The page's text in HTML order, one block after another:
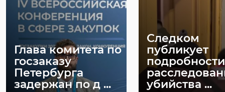
Глава комитета по
госзаказу
Петербурга
задержан по д ...
Следком
публикует
подробности
убийства ...